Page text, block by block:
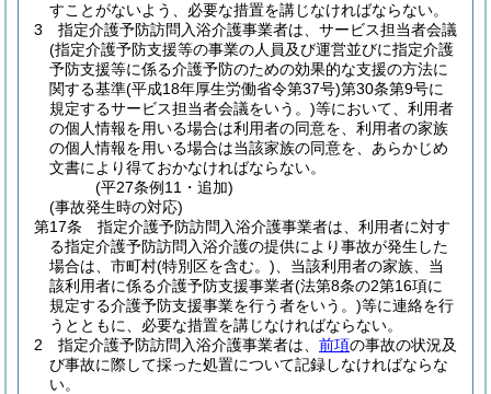
すことがないよう、必要な措置を講じなければならない。
3
指定介護予防訪問入浴介護事業者は、サービス担当者会議
(指定介護予防支援等の事業の人員及び運営並びに指定介護
予防支援等に係る介護予防のための効果的な支援の方法に
関する基準(平成18年厚生労働省令第37号)第30条第9号に
規定するサービス担当者会議をいう。)等において、利用者
の個人情報を用いる場合は利用者の同意を、利用者の家族
の個人情報を用いる場合は当該家族の同意を、あらかじめ
文書により得ておかなければならない。
(平27条例11・追加)
(事故発生時の対応)
第17条
指定介護予防訪問入浴介護事業者は、利用者に対す
る指定介護予防訪問入浴介護の提供により事故が発生した
場合は、市町村(特別区を含む。) 、当該利用者の家族、当
該利用者に係る介護予防支援事業者(法第8条の2第16項に
規定する介護予防支援事業を行う者をいう。)等に連絡を行
うとともに、必要な措置を講じなければならない。
2
指定介護予防訪問入浴介護事業者は、 前項の事故の状況及
び事故に際して採った処置について記録しなければならな
い。